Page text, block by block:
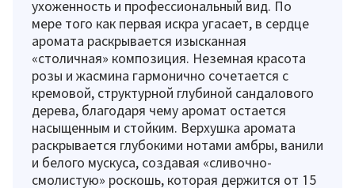
ухоженность и профессиональный вид. По
мере того как первая искра угасает, в сердце
аромата раскрывается изысканная
«столичная» композиция. Неземная красота
розы и жасмина гармонично сочетается с
кремовой, структурной глубиной сандалового
дерева, благодаря чему аромат остается
насыщенным и стойким. Верхушка аромата
раскрывается глубокими нотами амбры, ванили
и белого мускуса, создавая «сливочно-
смолистую» роскошь, которая держится от 15